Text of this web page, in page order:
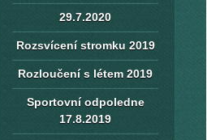
29.7.2020
Rozsvícení stromku 2019
Rozloučení s létem 2019
Sportovní odpoledne
17.8.2019